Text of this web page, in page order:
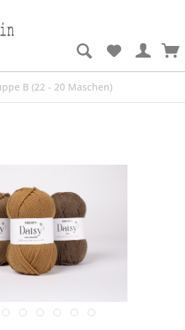
B (22 - 20 Maschen)